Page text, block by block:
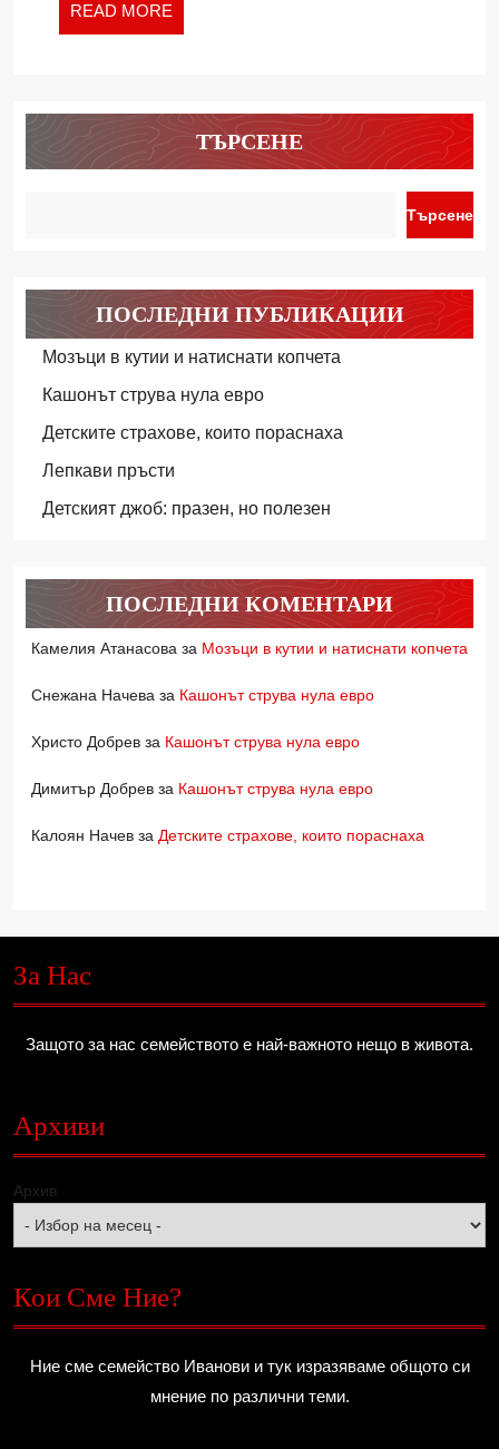
READ MORE
MORE
ТЪРСЕНЕ
Търсене
ПОСЛЕДНИ ПУБЛИКАЦИИ
Мозъци в кутии и натиснати копчета
Кашонът струва нула евро
Детските страхове, които пораснаха
Лепкави пръсти
Детският джоб: празен, но полезен
ПОСЛЕДНИ КОМЕНТАРИ
Камелия Атанасова за Мозъци в кутии и натиснати копчета
Снежана Начева за Кашонът струва нула евро
Христо Добрев за Кашонът струва нула евро
Димитър Добрев за Кашонът струва нула евро
Калоян Начев за Детските страхове, които пораснаха
За Нас
Защото за нас семейството е най-важното нещо в живота.
Архиви
Архив
Кои Сме Ние?
Ние сме семейство Иванови и тук изразяваме общото си
мнение по различни теми.